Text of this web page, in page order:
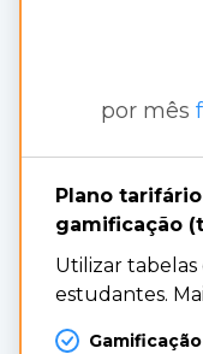
por mês
Plano
gamificação
Utilizar
estudantes.
Gamificação